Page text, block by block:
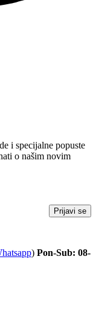
i specijalne popuste
o našim novim
) Pon-Sub: 08-